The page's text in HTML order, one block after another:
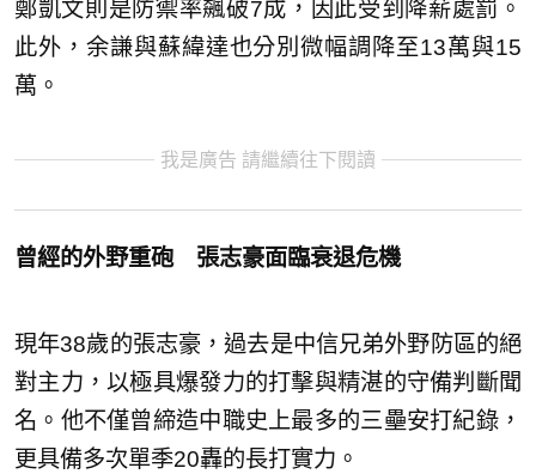
鄭凱文則是防禦率飆破7成，因此受到降薪處罰。
此外，余謙與蘇緯達也分別微幅調降至13萬與15
萬。
我是廣告 請繼續往下閱讀
曾經的外野重砲 張志豪面臨衰退危機
現年38歲的張志豪，過去是中信兄弟外野防區的絕
對主力，以極具爆發力的打擊與精湛的守備判斷聞
名。他不僅曾締造中職史上最多的三壘安打紀錄，
更具備多次單季20轟的長打實力。